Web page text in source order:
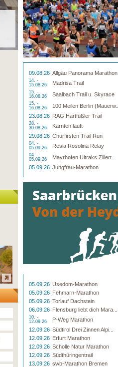
09.08.26 Allgäu Panorama Marathon
14. -
15.08.26
Madrisa Trail
15. -
16.08.26
Saalbach Trail u. Skyrace
15. -
16.08.26
100 Meilen Berlin (Mauerw...
23.08.26 RAG Hartfüßler Trail
28. -
30.08.26
Kärnten läuft
29.08.26 Churfirsten Trail Run
04. -
05.09.26
Resia Rosolina Relay
04. -
05.09.26
Mayrhofen Ultraks Zillert...
05.09.26 Jungfrau-Marathon
05.09.26 Usedom-Marathon
05.09.26 Fehmarn-Marathon
05.09.26 Torlauf Dachstein
06.09.26 Flensburg liebt dich Mara...
10. -
12.09.26
P-Weg Marathon
12.09.26 Südtirol Drei Zinnen Alpi...
12.09.26 Erfurt Marathon
12.09.26 Scholle Natur Marathon
12.09.26 Südthüringentrail
13.09.26 swb-Marathon Bremen